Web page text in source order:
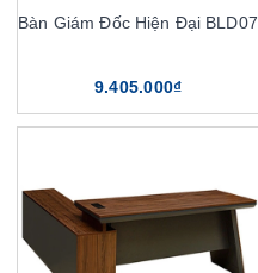
Bàn Giám Đốc Hiện Đại BLD07
9.405.000₫